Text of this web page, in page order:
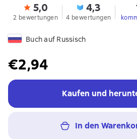
5,0
2 bewertungen
4,3
4 bewertungen
Buch auf Russisch
€2,94
Kaufen und
In den